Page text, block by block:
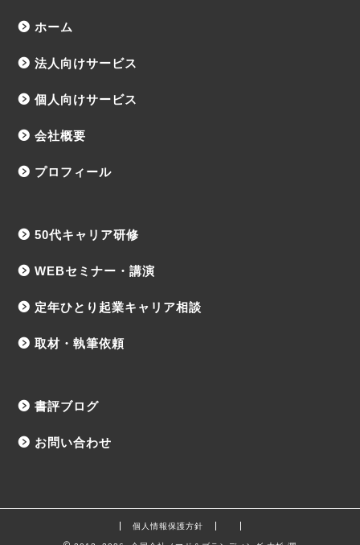
ホーム
法人向けサービス
個人向けサービス
会社概要
プロフィール
50代キャリア研修
WEBセミナー・講演
定年ひとり起業キャリア相談
取材・執筆依頼
書評ブログ
お問い合わせ
個人情報保護方針